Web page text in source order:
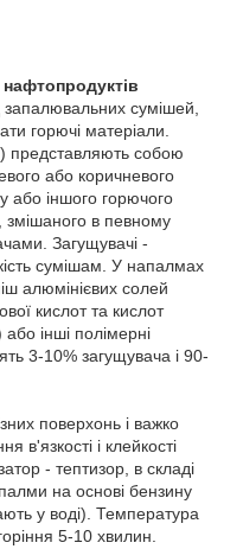
сумішей,
горючі матеріали.
представляють собою
або коричневого
або іншого горючого
змішаного в певному
Загущувачі -
сумішам. У напалмах
алюмінієвих солей
кислот та кислот
інші полімерні
3-10% загущувача і 90-
поверхонь і важко
в'язкості і клейкості
- тептизор, в складі
на основі бензину
у воді). Температура
5-10 хвилин.